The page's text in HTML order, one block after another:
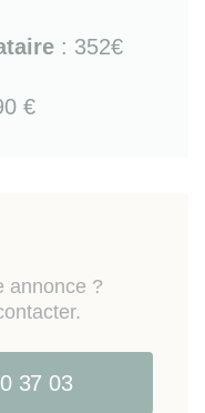
transports en
Cariou),
Villette, parc des
: 352€
€
annonce ?
37 03